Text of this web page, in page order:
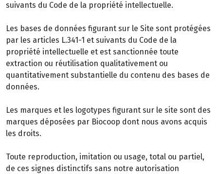
suivants du Code de la propriété intellectuelle.
Les bases de données figurant sur le Site sont protégées
par les articles L.341-1 et suivants du Code de la
propriété intellectuelle et est sanctionnée toute
extraction ou réutilisation qualitativement ou
quantitativement substantielle du contenu des bases de
données.
Les marques et les logotypes figurant sur le site sont des
marques déposées par Biocoop dont nous avons acquis
les droits.
Toute reproduction, imitation ou usage, total ou partiel,
de ces signes distinctifs sans notre autorisation